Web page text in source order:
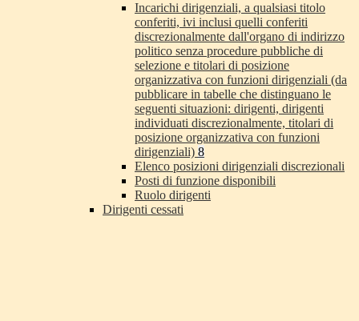
Incarichi dirigenziali, a qualsiasi titolo
conferiti, ivi inclusi quelli conferiti
discrezionalmente dall'organo di indirizzo
politico senza procedure pubbliche di
selezione e titolari di posizione
organizzativa con funzioni dirigenziali (da
pubblicare in tabelle che distinguano le
seguenti situazioni: dirigenti, dirigenti
individuati discrezionalmente, titolari di
posizione organizzativa con funzioni
dirigenziali) 8
Elenco posizioni dirigenziali discrezionali
Posti di funzione disponibili
Ruolo dirigenti
Dirigenti cessati